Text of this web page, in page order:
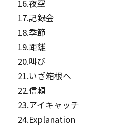
16.夜空
17.記録会
18.季節
19.距離
20.叫び
21.いざ箱根へ
22.信頼
23.アイキャッチ
24.Explanation